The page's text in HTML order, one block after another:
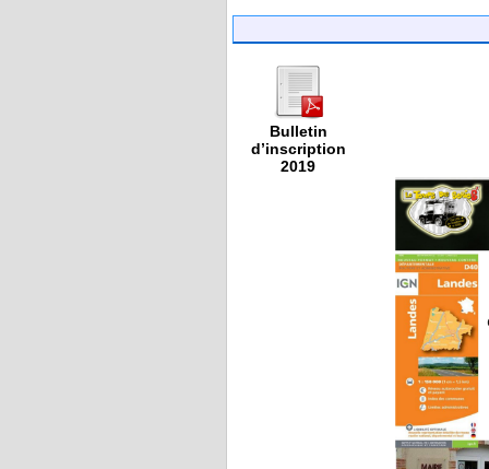
Bulletin
d’inscription
2019